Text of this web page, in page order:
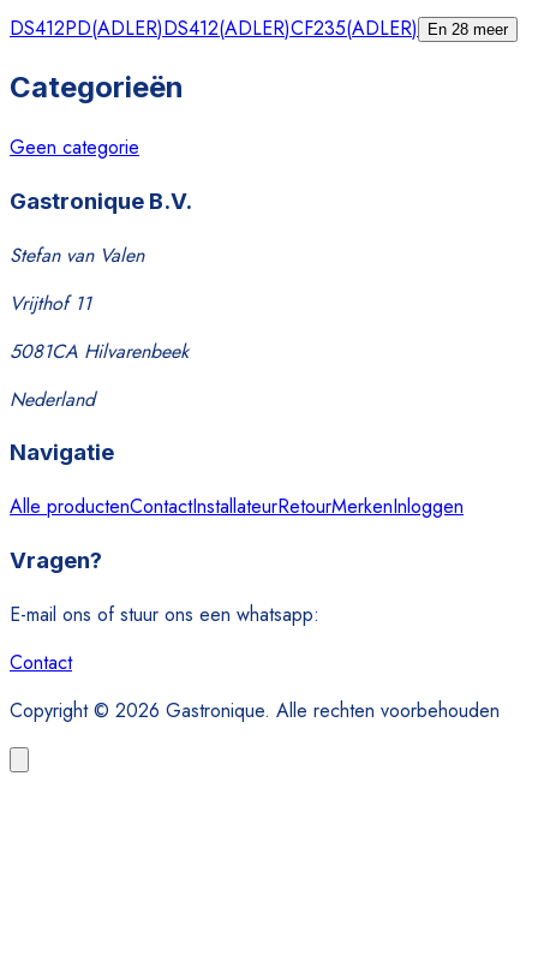
DS412PD(ADLER)DS412(ADLER)CF235(ADLER) En 28 meer
Categorieën
Geen categorie
Gastronique B.V.
Stefan van Valen
Vrijthof 11
5081CA Hilvarenbeek
Nederland
Navigatie
Alle productenContactInstallateurRetourMerkenInloggen
Vragen?
E-mail ons of stuur ons een whatsapp:
Contact
Copyright © 2026 Gastronique. Alle rechten voorbehouden